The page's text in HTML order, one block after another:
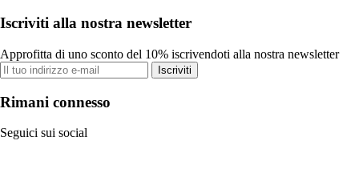
Iscriviti alla nostra newsletter
Approfitta di uno sconto del 10% iscrivendoti alla nostra newsletter
Iscriviti
Rimani connesso
Seguici sui social